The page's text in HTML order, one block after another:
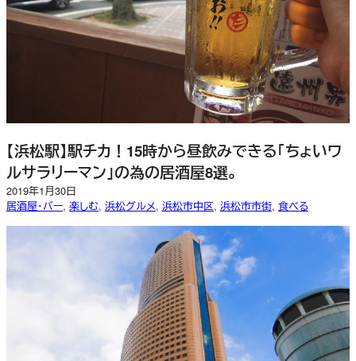
【浜松駅】駅チカ！15時から昼飲みできる「ちょいワ
ルサラリーマン」の為の居酒屋8選。
2019年1月30日
居酒屋・バー, 楽しむ, 浜松グルメ, 浜松市中区, 浜松市市街, 食べる